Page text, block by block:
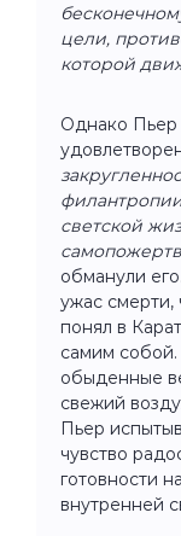
цели,
которой
Однако Пьер
светской
обманули
ужас смерти,
понял в
самим
обыденные
свежий
Пьер
чувство
готовности
внутренней